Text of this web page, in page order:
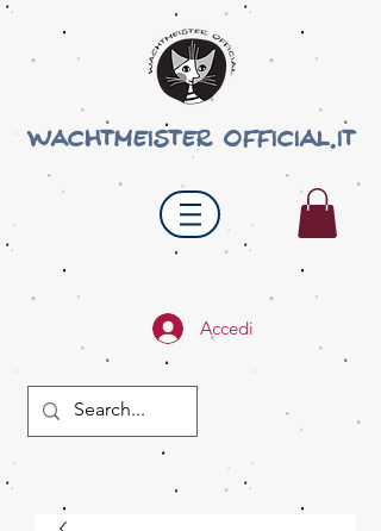
wachtmeister official.it
Accedi